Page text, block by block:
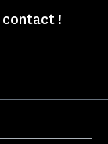
contact !